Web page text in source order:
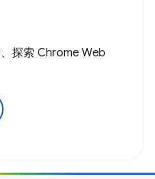
探索 Chrome Web